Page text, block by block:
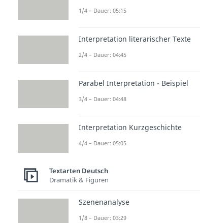
1/4 – Dauer: 05:15
Interpretation literarischer Texte
2/4 – Dauer: 04:45
Parabel Interpretation - Beispiel
3/4 – Dauer: 04:48
Interpretation Kurzgeschichte
4/4 – Dauer: 05:05
Textarten Deutsch
Dramatik & Figuren
Szenenanalyse
1/8 – Dauer: 03:29